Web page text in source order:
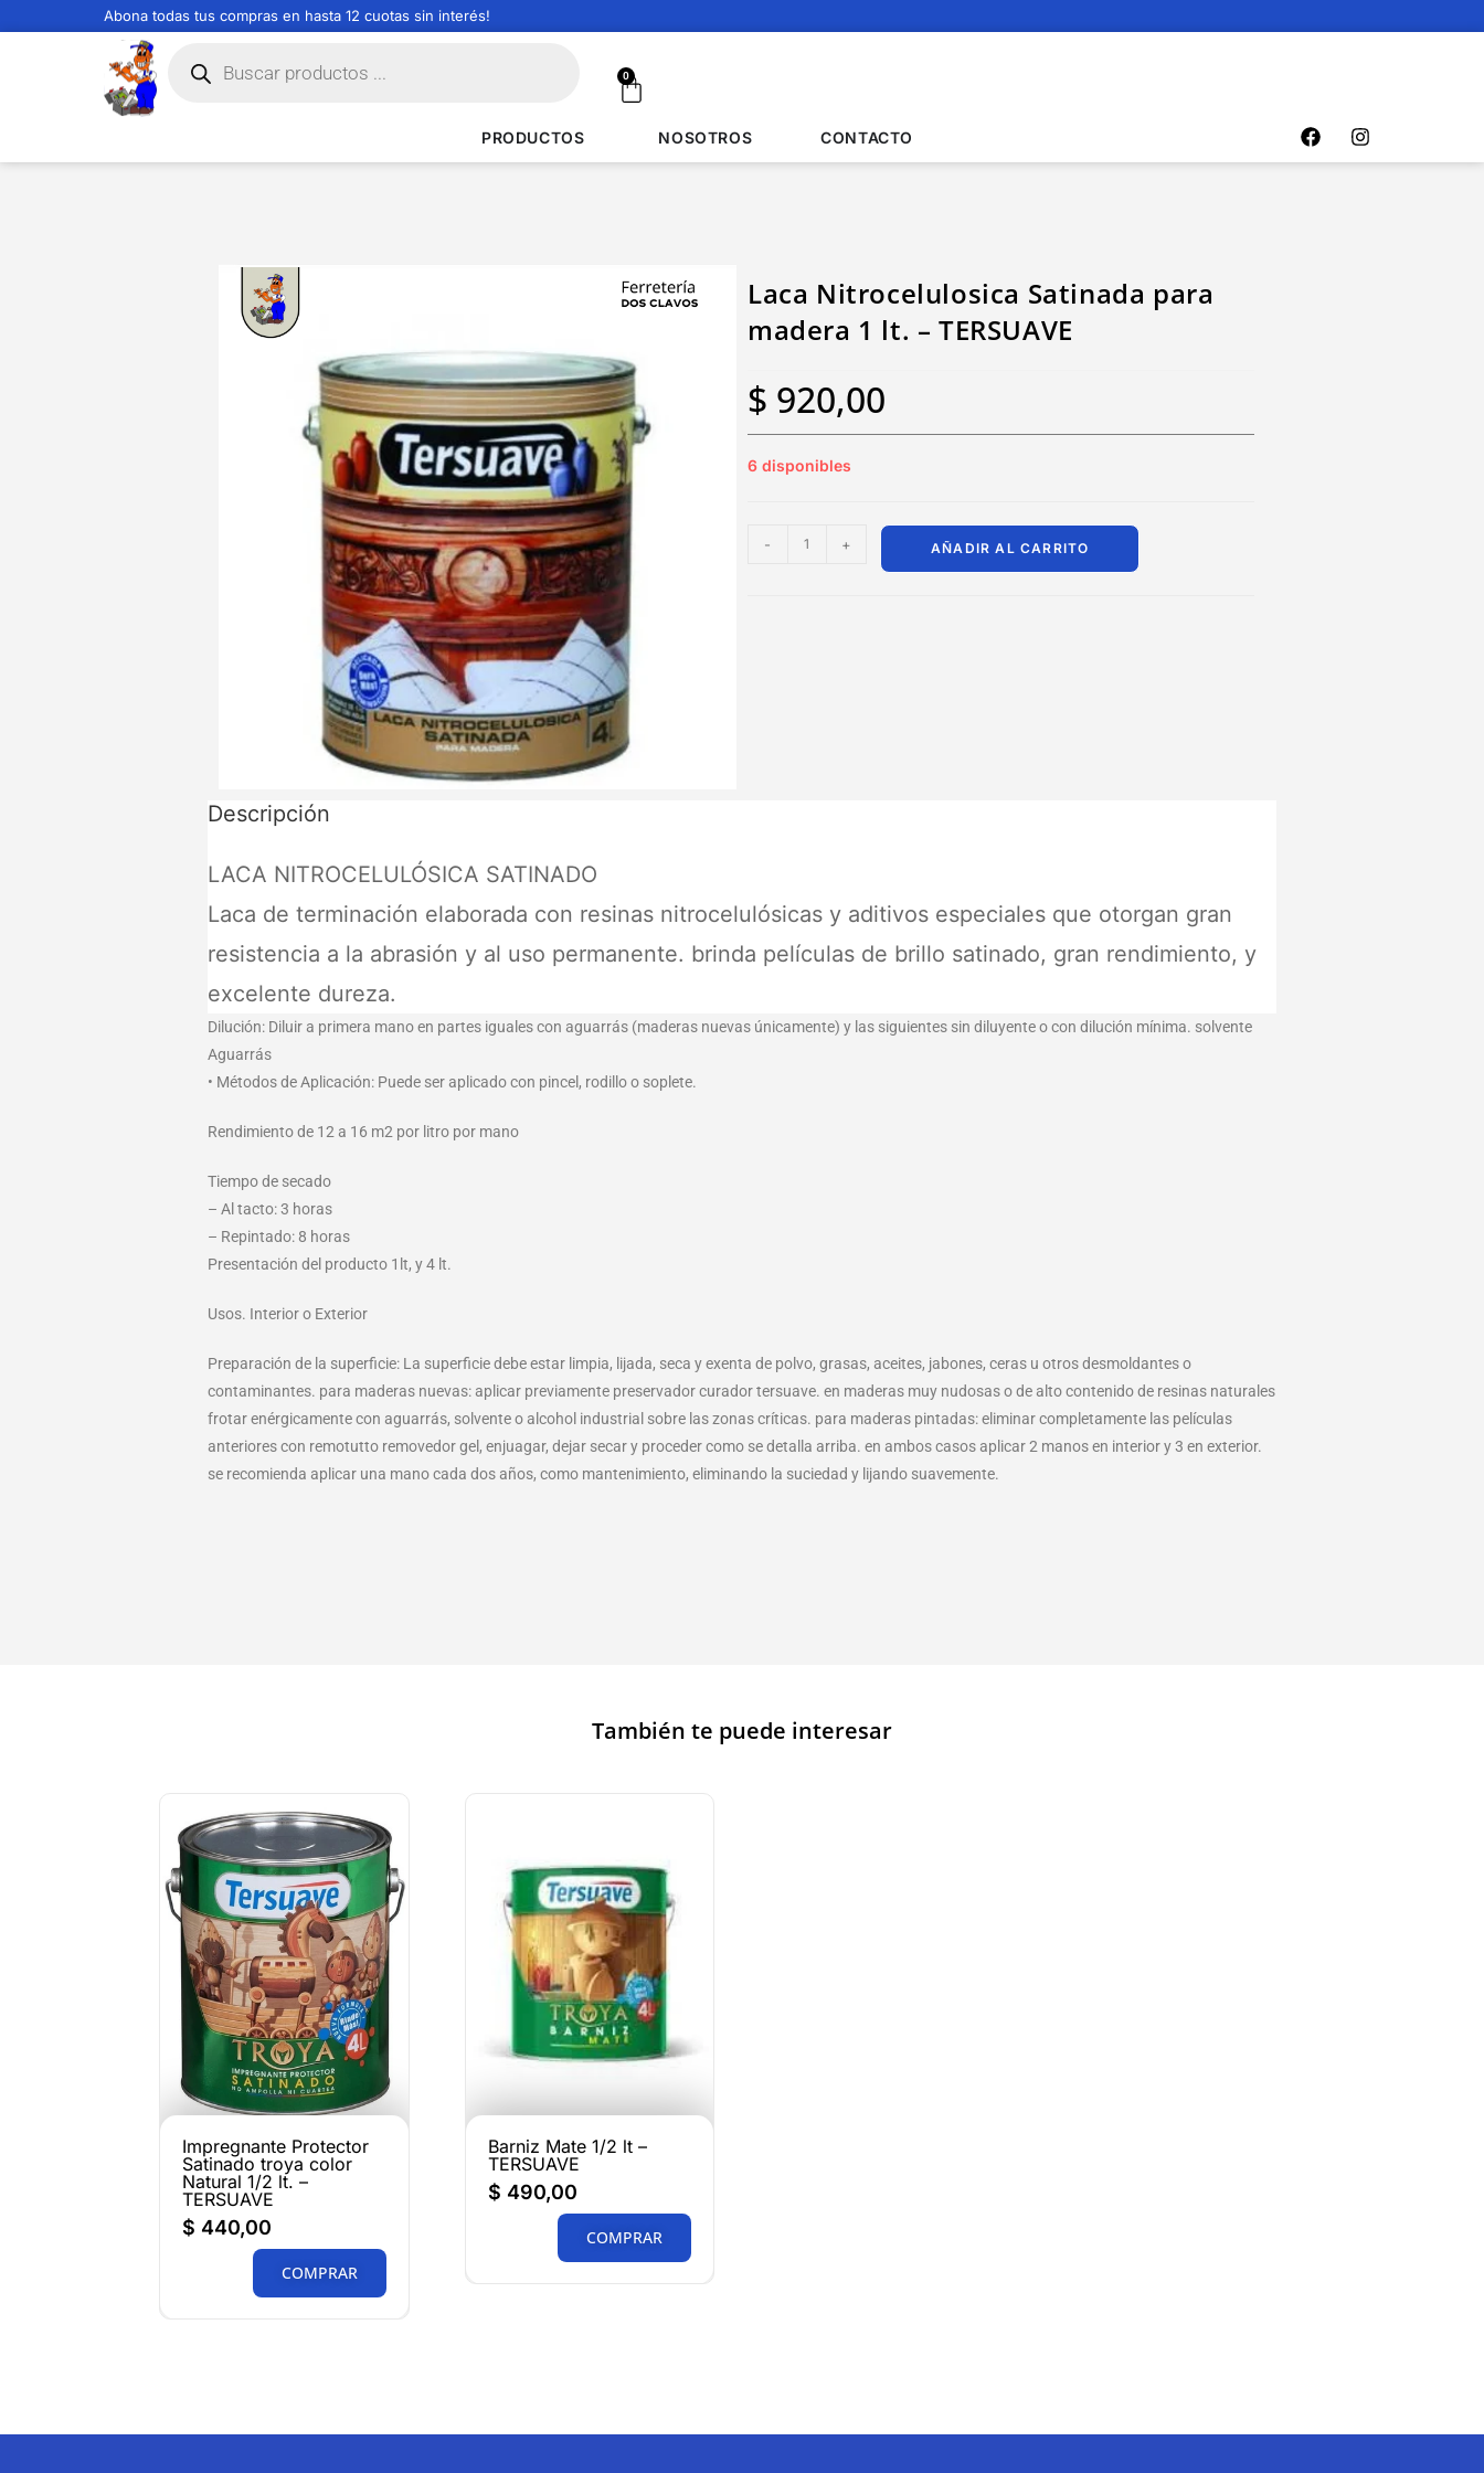
Abona todas tus compras en hasta 12 cuotas sin interés!
0
PRODUCTOS NOSOTROS CONTACTO
Laca Nitrocelulosica Satinada para
madera 1 lt. – TERSUAVE
$ 920,00
6 disponibles
- + AÑADIR AL CARRITO
Descripción
LACA NITROCELULÓSICA SATINADO
Laca de terminación elaborada con resinas nitrocelulósicas y aditivos especiales que otorgan gran
resistencia a la abrasión y al uso permanente. brinda películas de brillo satinado, gran rendimiento, y
excelente dureza.
Dilución: Diluir a primera mano en partes iguales con aguarrás (maderas nuevas únicamente) y las siguientes sin diluyente o con dilución mínima. solvente
Aguarrás
• Métodos de Aplicación: Puede ser aplicado con pincel, rodillo o soplete.
Rendimiento de 12 a 16 m2 por litro por mano
Tiempo de secado
– Al tacto: 3 horas
– Repintado: 8 horas
Presentación del producto 1lt, y 4 lt.
Usos. Interior o Exterior
Preparación de la superficie: La superficie debe estar limpia, lijada, seca y exenta de polvo, grasas, aceites, jabones, ceras u otros desmoldantes o
contaminantes. para maderas nuevas: aplicar previamente preservador curador tersuave. en maderas muy nudosas o de alto contenido de resinas naturales
frotar enérgicamente con aguarrás, solvente o alcohol industrial sobre las zonas críticas. para maderas pintadas: eliminar completamente las películas
anteriores con remotutto removedor gel, enjuagar, dejar secar y proceder como se detalla arriba. en ambos casos aplicar 2 manos en interior y 3 en exterior.
se recomienda aplicar una mano cada dos años, como mantenimiento, eliminando la suciedad y lijando suavemente.
También te puede interesar
Impregnante Protector
Satinado troya color
Natural 1/2 lt. –
TERSUAVE
$ 440,00
COMPRAR
Barniz Mate 1/2 lt –
TERSUAVE
$ 490,00
COMPRAR